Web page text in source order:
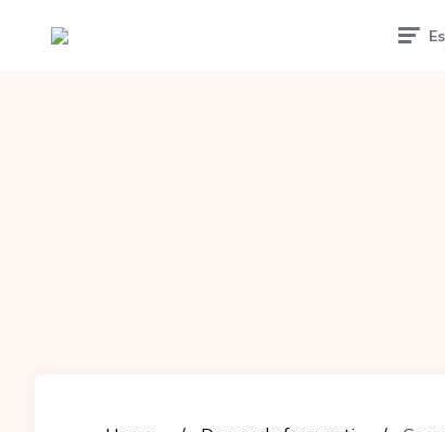
Tattoomuse.it